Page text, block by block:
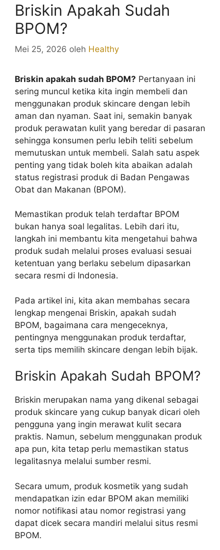
Briskin Apakah Sudah
BPOM?
Mei 25, 2026 oleh Healthy
Briskin apakah sudah BPOM? Pertanyaan ini
sering muncul ketika kita ingin membeli dan
menggunakan produk skincare dengan lebih
aman dan nyaman. Saat ini, semakin banyak
produk perawatan kulit yang beredar di pasaran
sehingga konsumen perlu lebih teliti sebelum
memutuskan untuk membeli. Salah satu aspek
penting yang tidak boleh kita abaikan adalah
status registrasi produk di Badan Pengawas
Obat dan Makanan (BPOM).
Memastikan produk telah terdaftar BPOM
bukan hanya soal legalitas. Lebih dari itu,
langkah ini membantu kita mengetahui bahwa
produk sudah melalui proses evaluasi sesuai
ketentuan yang berlaku sebelum dipasarkan
secara resmi di Indonesia.
Pada artikel ini, kita akan membahas secara
lengkap mengenai Briskin, apakah sudah
BPOM, bagaimana cara mengeceknya,
pentingnya menggunakan produk terdaftar,
serta tips memilih skincare dengan lebih bijak.
Briskin Apakah Sudah BPOM?
Briskin merupakan nama yang dikenal sebagai
produk skincare yang cukup banyak dicari oleh
pengguna yang ingin merawat kulit secara
praktis. Namun, sebelum menggunakan produk
apa pun, kita tetap perlu memastikan status
legalitasnya melalui sumber resmi.
Secara umum, produk kosmetik yang sudah
mendapatkan izin edar BPOM akan memiliki
nomor notifikasi atau nomor registrasi yang
dapat dicek secara mandiri melalui situs resmi
BPOM.